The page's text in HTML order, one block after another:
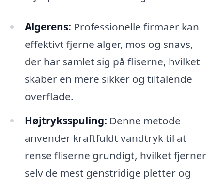
Algerens: Professionelle firmaer kan
effektivt fjerne alger, mos og snavs,
der har samlet sig på fliserne, hvilket
skaber en mere sikker og tiltalende
overflade.
Højtryksspuling: Denne metode
anvender kraftfuldt vandtryk til at
rense fliserne grundigt, hvilket fjerner
selv de mest genstridige pletter og